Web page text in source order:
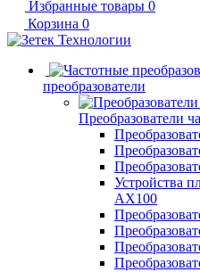
Избранные товары 0
Корзина 0
преобразователи
Преобразователи
Устройства
AX100